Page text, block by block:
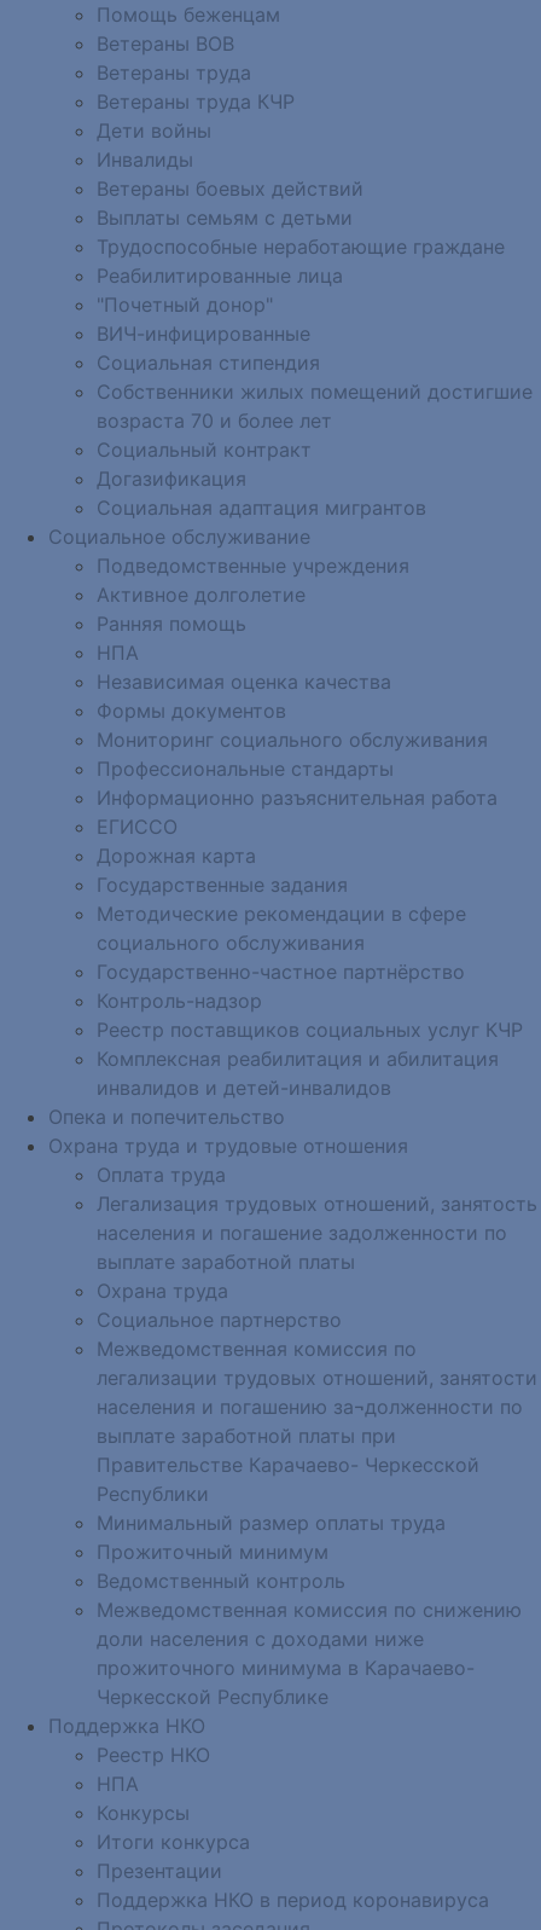
Помощь беженцам
Ветераны ВОВ
Ветераны труда
Ветераны труда КЧР
Дети войны
Инвалиды
Ветераны боевых действий
Выплаты семьям с детьми
Трудоспособные неработающие граждане
Реабилитированные лица
"Почетный донор"
ВИЧ-инфицированные
Социальная стипендия
Собственники жилых помещений достигшие
возраста 70 и более лет
Социальный контракт
Догазификация
Социальная адаптация мигрантов
Социальное обслуживание
Подведомственные учреждения
Активное долголетие
Ранняя помощь
НПА
Независимая оценка качества
Формы документов
Мониторинг социального обслуживания
Профессиональные стандарты
Информационно разъяснительная работа
ЕГИССО
Дорожная карта
Государственные задания
Методические рекомендации в сфере
социального обслуживания
Государственно-частное партнёрство
Контроль-надзор
Реестр поставщиков социальных услуг КЧР
Комплексная реабилитация и абилитация
инвалидов и детей-инвалидов
Опека и попечительство
Охрана труда и трудовые отношения
Оплата труда
Легализация трудовых отношений, занятость
населения и погашение задолженности по
выплате заработной платы
Охрана труда
Социальное партнерство
Межведомственная комиссия по
легализации трудовых отношений, занятости
населения и погашению за¬долженности по
выплате заработной платы при
Правительстве Карачаево- Черкесской
Республики
Минимальный размер оплаты труда
Прожиточный минимум
Ведомственный контроль
Межведомственная комиссия по снижению
доли населения с доходами ниже
прожиточного минимума в Карачаево-
Черкесской Республике
Поддержка НКО
Реестр НКО
НПА
Конкурсы
Итоги конкурса
Презентации
Поддержка НКО в период коронавируса